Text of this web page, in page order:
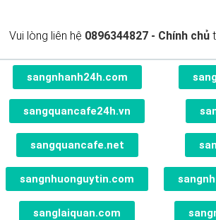
Vui lòng liên hệ 0896344827 - Chính chủ
sangnhanh24h.com
sangquancafe24h.vn
sangquancafe.net
sangnhuonguytin.com
sanglaiquan.com